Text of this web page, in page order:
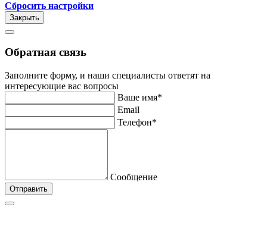
Сбросить настройки
Закрыть
Обратная связь
Заполните форму, и наши специалисты ответят на
интересующие вас вопросы
Ваше имя*
Email
Телефон*
Сообщение
Отправить